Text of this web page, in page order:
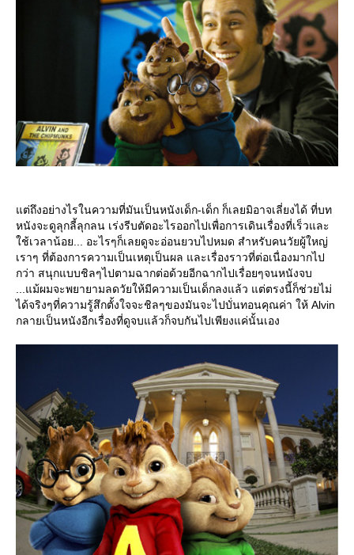
ต่ถึงอย่างไรในความที่มันเป็นหนังเด็ก-เด็ก ก็เลยมิอาจเลี่ยงได้ ที่บท
หนังจะดูลุกลี้ลุกลน เร่งรีบตัดอะไรออกไปเพื่อการเดินเรื่องที่เร็วและ
ช้เวลาน้อย... อะไรๆก็เลยดูจะอ่อนยวบไปหมด สำหรับคนวัยผู้ใหญ่
เราๆ ที่ต้องการความเป็นเหตุเป็นผล และเรื่องราวที่ต่อเนื่องมากไป
กว่า สนุกแบบชิลๆไปตามฉากต่อด้วยอีกฉากไปเรื่อยๆจนหนังจบ
...แม้ผมจะพยายามลดวัยให้มีความเป็นเด็กลงแล้ว แต่ตรงนี้ก็ช่วยไม่
ได้จริงๆที่ความรู้สึกตั้งใจจะชิลๆของมันจะไปบั่นทอนคุณค่า ให้ Alvin
กลายเป็นหนังอีกเรื่องที่ดูจบแล้วก็จบกันไปเพียงแค่นั้นเอง